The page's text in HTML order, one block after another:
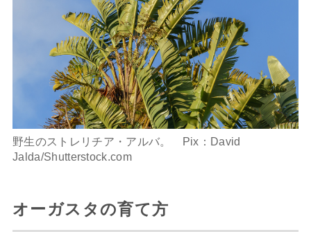
野生のストレリチア・アルバ。 Pix：David
Jalda/Shutterstock.com
オーガスタの育て方